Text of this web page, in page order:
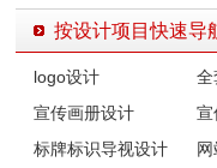
按设计项目快速导
logo设计 全
宣传画册设计
宣
标牌标识导视设计